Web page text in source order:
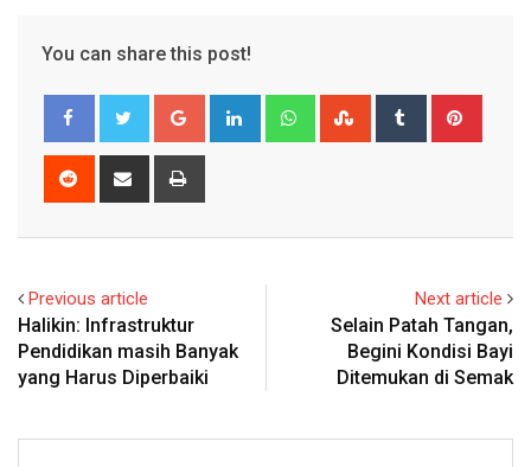
You can share this post!
Google+ LinkedIn WhatsappStumbleUpon
Tumblr
Reddit
Share
Previous article
Halikin: Infrastruktur
Pendidikan masih Banyak
yang Harus Diperbaiki
Next article
Selain Patah Tangan,
Begini Kondisi Bayi
Ditemukan di Semak